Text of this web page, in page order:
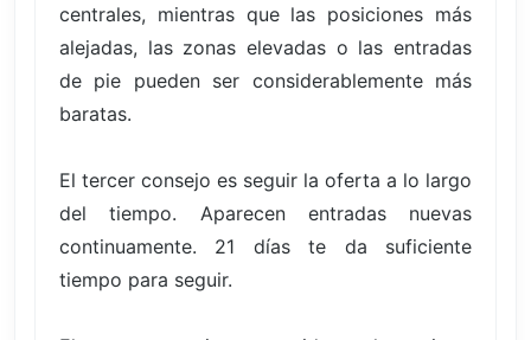
centrales, mientras que las posiciones más
alejadas, las zonas elevadas o las entradas
de pie pueden ser considerablemente más
baratas.
El tercer consejo es seguir la oferta a lo largo
del tiempo. Aparecen entradas nuevas
continuamente. 21 días te da suficiente
tiempo para seguir.